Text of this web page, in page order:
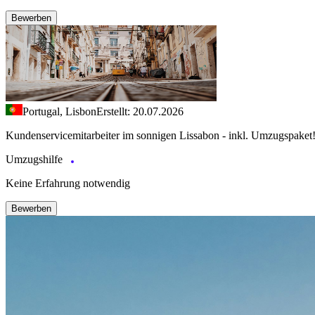
Bewerben
Portugal, LisbonErstellt: 20.07.2026
Kundenservicemitarbeiter im sonnigen Lissabon - inkl. Umzugspaket!
Umzugshilfe
Keine Erfahrung notwendig
Bewerben